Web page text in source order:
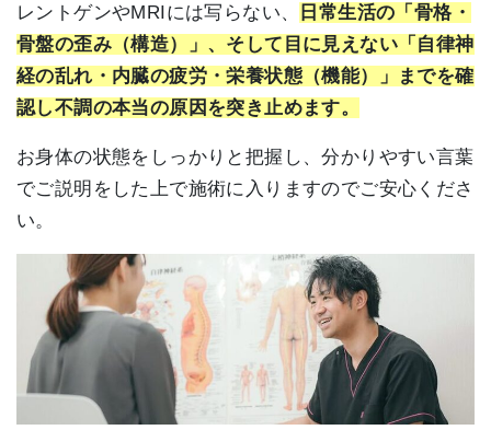
レントゲンやMRIには写らない、
日常生活の「骨格・
骨盤の歪み（構造）」、そして目に見えない「自律神
経の乱れ・内臓の疲労・栄養状態（機能）」までを確
認し不調の本当の原因を突き止めます。
お身体の状態をしっかりと把握し、分かりやすい言葉
でご説明をした上で施術に入りますのでご安心くださ
い。